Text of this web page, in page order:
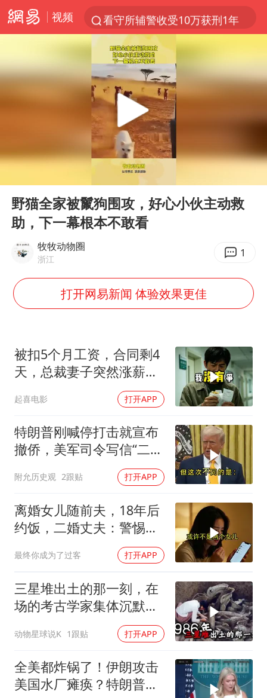
视频
看守所辅警收受10万获刑1年
陈熠被张本美和连扳三局逆转
佛得角门将亮相智利俱乐部主场
宇树科技发行价格150.80元/股
泰国一女公务员妆容引争议 本人回应
哪吒汽车南宁工厂设备降价20%拍卖
吉林一“温度计大楼”读数爆表
24小时不关空调 电费会更低吗
“China Cool”成海外热词
41岁女子为鼓励女儿考上985研究生
奋进开新局 实干挑大梁
Play
野猫全家被鬣狗围攻，好心小伙主动救
助，下一幕根本不敢看
牧牧动物圈
浙江 1
打开网易新闻 体验效果更佳
被扣5个月工资，合同剩4
天，总裁妻子突然涨薪续
签，我递辞呈她慌了
起喜电影 打开APP
特朗普刚喊停打击就宣布
撤侨，美军司令写信“二选
一”，伊朗这回还会上当
吗？
附允历史观 2跟贴 打开APP
离婚女儿随前夫，18年后
约饭，二婚丈夫：警惕骗
最终你成为了过客 打开APP
三星堆出土的那一刻，在
场的考古学家集体沉默
了，颠覆所有人的认知
动物星球说K 1跟贴 打开APP
全美都炸锅了！伊朗攻击
美国水厂瘫痪？特朗普却